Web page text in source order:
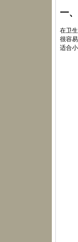
一
在卫
很容
适合